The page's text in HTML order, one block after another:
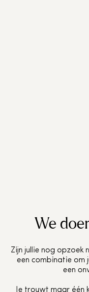
We
Zijn jullie nog
een combinatie om
een
Je trouwt maar één